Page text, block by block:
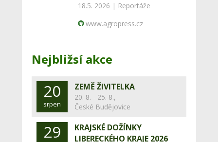
18.5. 2026 | Reportáže
www.agropress.cz
Nejbližsí akce
20
srpen
ZEMĚ ŽIVITELKA
20. 8. - 25. 8.,
České Budějovice
29
KRAJSKÉ DOŽÍNKY
LIBERECKÉHO KRAJE 2026